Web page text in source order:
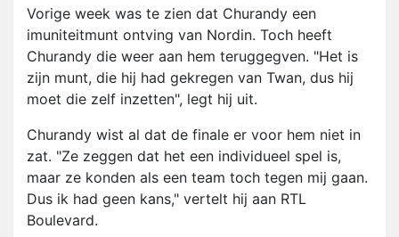
Vorige week was te zien dat Churandy een
imuniteitmunt ontving van Nordin. Toch heeft
Churandy die weer aan hem teruggegven. "Het is
zijn munt, die hij had gekregen van Twan, dus hij
moet die zelf inzetten", legt hij uit.
Churandy wist al dat de finale er voor hem niet in
zat. "Ze zeggen dat het een individueel spel is,
maar ze konden als een team toch tegen mij gaan.
Dus ik had geen kans," vertelt hij aan RTL
Boulevard.